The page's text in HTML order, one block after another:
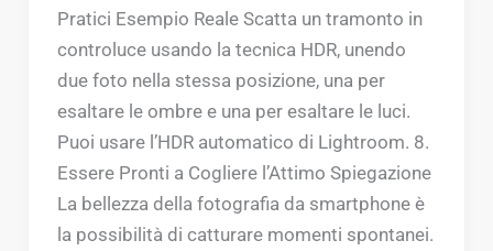
Pratici Esempio Reale Scatta un tramonto in
controluce usando la tecnica HDR, unendo
due foto nella stessa posizione, una per
esaltare le ombre e una per esaltare le luci.
Puoi usare l’HDR automatico di Lightroom. 8.
Essere Pronti a Cogliere l’Attimo Spiegazione
La bellezza della fotografia da smartphone è
la possibilità di catturare momenti spontanei.